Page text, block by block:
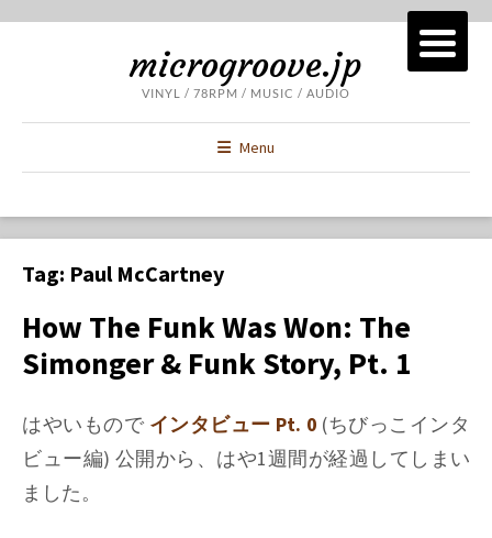
microgroove.jp
VINYL / 78RPM / MUSIC / AUDIO
Menu
Tag: Paul McCartney
How The Funk Was Won: The
Simonger & Funk Story, Pt. 1
はやいもので インタビュー Pt. 0 (ちびっこインタ
ビュー編) 公開から、はや1週間が経過してしまい
ました。